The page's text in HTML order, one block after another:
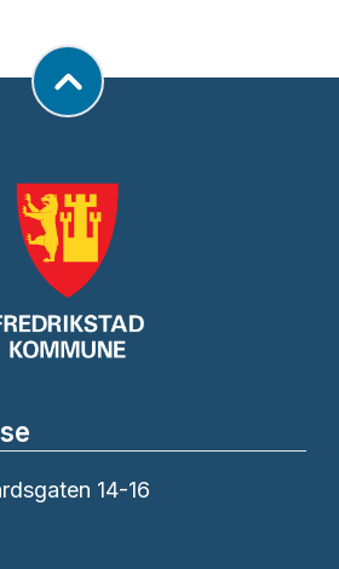
enn norsk. Disse rutinene
og hvordan snakker vi til og
har vi også fokus på.
14-16